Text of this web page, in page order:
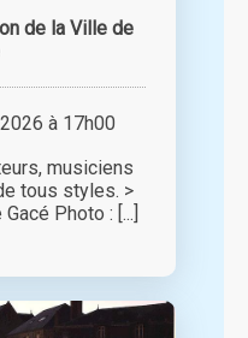
de la Ville de
à 17h00
musiciens
tous styles. >
Photo : [...]